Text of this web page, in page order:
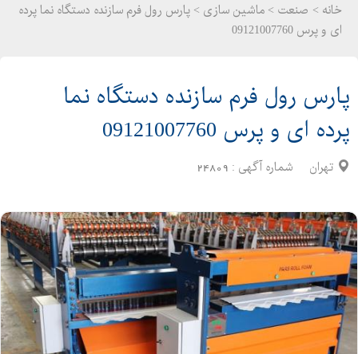
خانه > صنعت > ماشین سازی > پارس رول فرم سازنده دستگاه نما پرده
ای و پرس 09121007760
پارس رول فرم سازنده دستگاه نما
پرده ای و پرس 09121007760
تهران شماره آگهی : 24809